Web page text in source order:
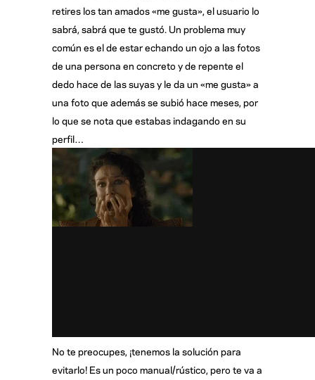
retires los tan amados «me gusta», el usuario lo
sabrá, sabrá que te gustó. Un problema muy
común es el de estar echando un ojo a las fotos
de una persona en concreto y de repente el
dedo hace de las suyas y le da un «me gusta» a
una foto que además se subió hace meses, por
lo que se nota que estabas indagando en su
perfil…
No te preocupes, ¡tenemos la solución para
evitarlo! Es un poco manual/rústico, pero te va a